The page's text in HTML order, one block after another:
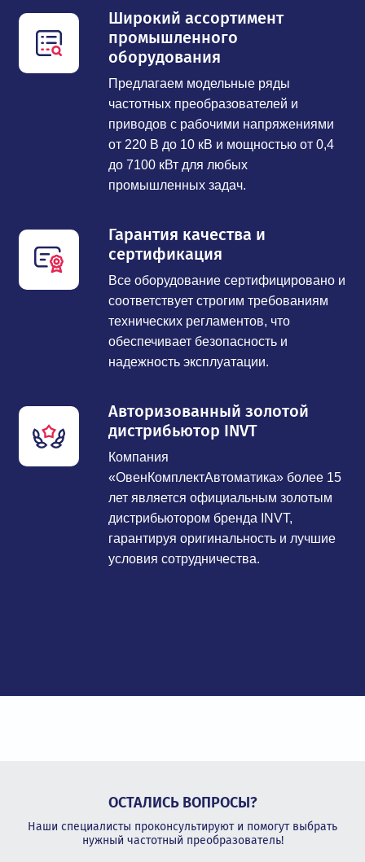
Широкий ассортимент
промышленного
оборудования
Предлагаем модельные ряды
частотных преобразователей и
приводов с рабочими напряжениями
от 220 В до 10 кВ и мощностью от 0,4
до 7100 кВт для любых
промышленных задач.
Гарантия качества и
сертификация
Все оборудование сертифицировано и
соответствует строгим требованиям
технических регламентов, что
обеспечивает безопасность и
надежность эксплуатации.
Авторизованный золотой
дистрибьютор INVT
Компания
«ОвенКомплектАвтоматика» более 15
лет является официальным золотым
дистрибьютором бренда INVT,
гарантируя оригинальность и лучшие
условия сотрудничества.
ОСТАЛИСЬ ВОПРОСЫ?
Наши специалисты проконсультируют и помогут выбрать
нужный частотный преобразователь!